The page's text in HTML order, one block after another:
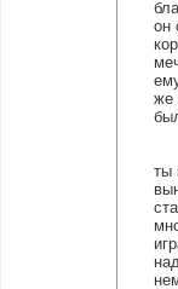
он
же
-
ты